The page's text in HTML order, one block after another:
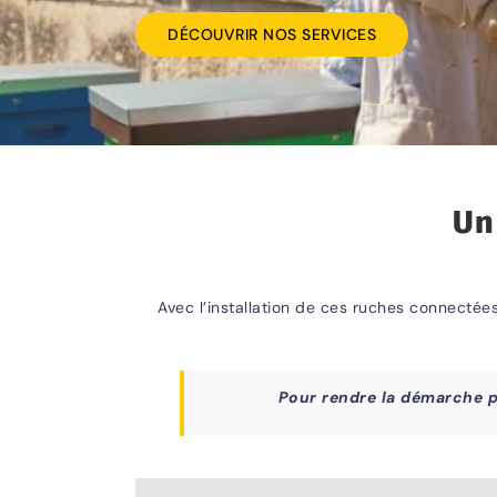
DÉCOUVRIR NOS SERVICES
Avec l’installation de ces ruches
Pour rendre la démarche